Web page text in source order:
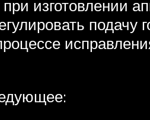
изготовлении
подачу